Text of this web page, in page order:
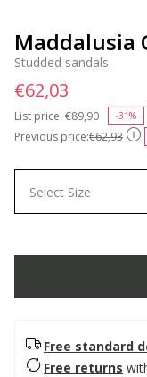
Maddalusia
Studded sandals
Previous price:€62,93
List price: Price reduced
€89,90 -31%
€62,03
Select Size
Free standard
Free returns